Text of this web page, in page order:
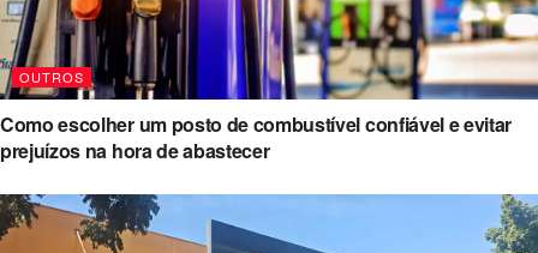
OUTROS
Como escolher um posto de combustível confiável e evitar
prejuízos na hora de abastecer